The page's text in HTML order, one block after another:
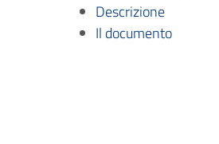
Descrizione
Il documento